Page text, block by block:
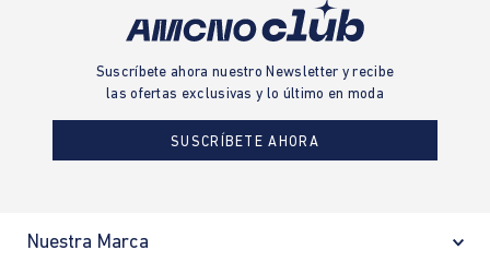
Suscríbete ahora nuestro Newsletter y recibe
las ofertas exclusivas y lo último en moda
SUSCRÍBETE AHORA
Nuestra Marca